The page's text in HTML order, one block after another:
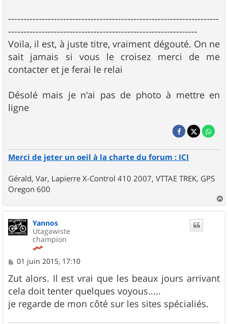
---------------------------------------------------------------------
--------------------------------------------------------------
Voila, il est, à juste titre, vraiment dégouté. On ne
sait jamais si vous le croisez merci de me
contacter et je ferai le relai
Désolé mais je n'ai pas de photo à mettre en
ligne
Merci de jeter un oeil à la charte du forum : ICI
Gérald, Var, Lapierre X-Control 410 2007, VTTAE TREK, GPS
Oregon 600
a
u
Yannos
Utagawiste
champion
M
s
s
a
g
e
01 juin 2015, 17:10
Zut alors. Il est vrai que les beaux jours arrivant
cela doit tenter quelques voyous.....
je regarde de mon côté sur les sites spécialiés.